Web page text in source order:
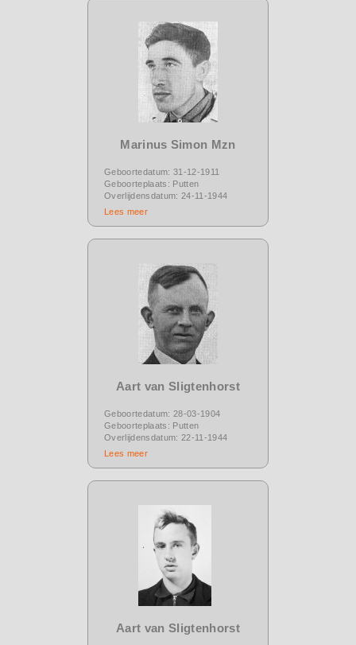
Marinus Simon Mzn
Geboortedatum: 31-12-1911
Geboorteplaats: Putten
Overlijdensdatum: 24-11-1944
Lees meer
Aart van Sligtenhorst
Geboortedatum: 28-03-1904
Geboorteplaats: Putten
Overlijdensdatum: 22-11-1944
Lees meer
Aart van Sligtenhorst